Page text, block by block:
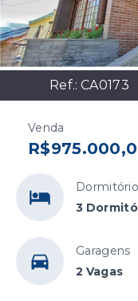
Ref.:CA0173
Venda
3
Garagens
2 Vagas